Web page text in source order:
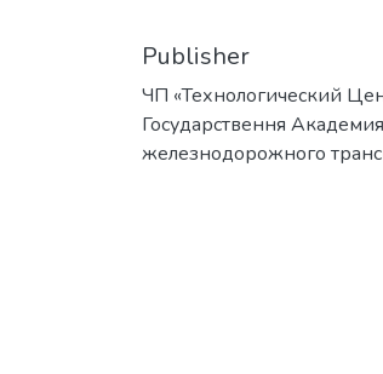
Publisher
ЧП «Технологический
Государствення Академия
жeлезнодорожного